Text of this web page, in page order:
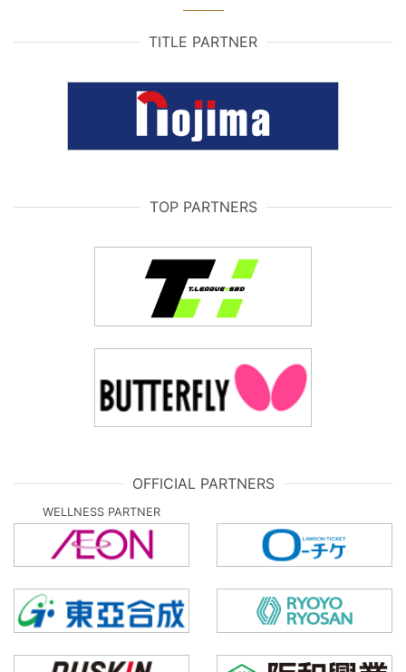
TITLE PARTNER
TOP PARTNERS
OFFICIAL PARTNERS
WELLNESS PARTNER